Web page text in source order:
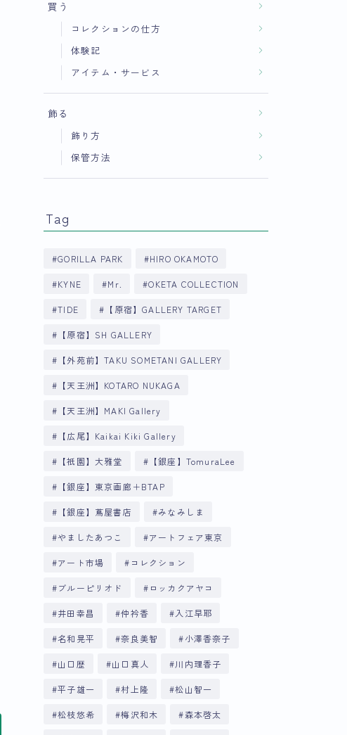
買う
コレクションの仕方
体験記
アイテム・サービス
飾る
飾り方
保管方法
Tag
GORILLA PARK HIRO OKAMOTO
KYNE Mr. OKETA COLLECTION
TIDE 【原宿】GALLERY TARGET
【原宿】SH GALLERY
【外苑前】TAKU SOMETANI GALLERY
【天王洲】KOTARO NUKAGA
【天王洲】MAKI Gallery
【広尾】Kaikai Kiki Gallery
【祇園】大雅堂 【銀座】TomuraLee
【銀座】東京画廊＋BTAP
【銀座】蔦屋書店 みなみしま
やましたあつこ アートフェア東京
アート市場 コレクション
ブルーピリオド ロッカクアヤコ
井田幸昌 仲衿香 入江早耶
名和晃平 奈良美智 小澤香奈子
山口歴 山口真人 川内理香子
平子雄一 村上隆 松山智一
松枝悠希 梅沢和木 森本啓太